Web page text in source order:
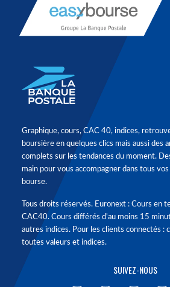
Graphique, cours, CAC 40, indices,
boursière en quelques clics mais aussi des
complets sur les tendances du moment.
main pour vous accompagner dans tous
bourse.
Tous droits réservés. Euronext : Cours en
CAC40. Cours différés d'au moins 15
autres indices. Pour les clients connectés :
toutes valeurs et indices.
SUIVEZ-NOUS